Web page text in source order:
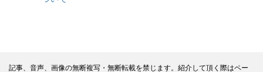
記事、音声、画像の無断複写・無断転載を禁じます。紹介して頂く際はペー